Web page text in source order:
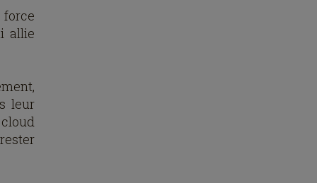
force
allie
leur